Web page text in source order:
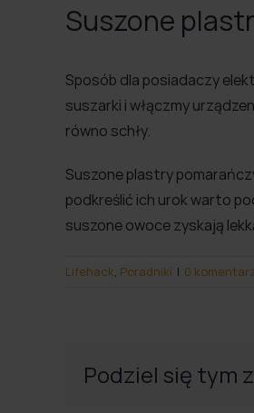
Suszone
Sposób dla posiadaczy
suszarki i włączmy
równo schły.
Suszone plastry
podkreślić ich urok warto
suszone owoce zyskają
Lifehack, Poradniki | 0
Podziel się tym